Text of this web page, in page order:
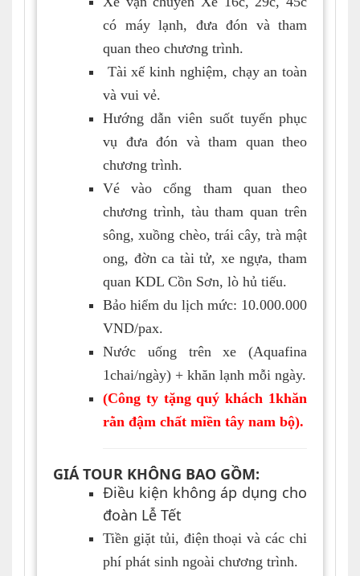
có máy lạnh, đưa đón và tham
quan theo chương trình.
Tài xế kinh nghiệm, chạy an toàn
và vui vẻ.
Hướng dẫn viên suốt tuyến phục
vụ đưa đón và tham quan theo
chương trình.
Vé vào cổng tham quan
theo
chương trình, tàu tham quan trên
sông, xuồng chèo, trái cây, trà mật
ong, đờn ca tài tử, xe ngựa, tham
quan KDL Cồn Sơn, lò hủ tiếu.
Bảo hiểm du lịch mức: 10.000.000
VND/pax.
Nước uống trên xe (Aquafina
1chai/ngày) + khăn lạnh mỗi ngày.
(Công ty tặng quý khách 1khăn
rằn đậm chất miền tây nam bộ).
GIÁ TOUR KHÔNG BAO GỒM:
Điều kiện không áp dụng cho
đoàn Lễ Tết
Tiền giặt tủi, điện thoại và các chi
phí phát sinh ngoài chương trình.